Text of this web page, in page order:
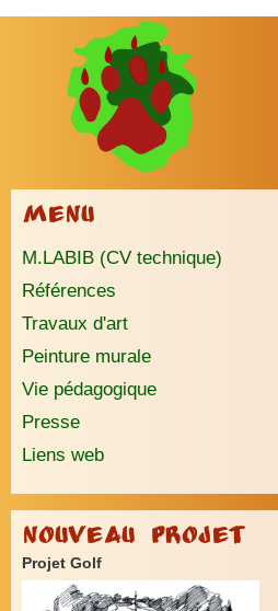
Menu
M.LABIB (CV technique)
Références
Travaux d'art
Peinture murale
Vie pédagogique
Presse
Liens web
Nouveau Projet
Projet Golf